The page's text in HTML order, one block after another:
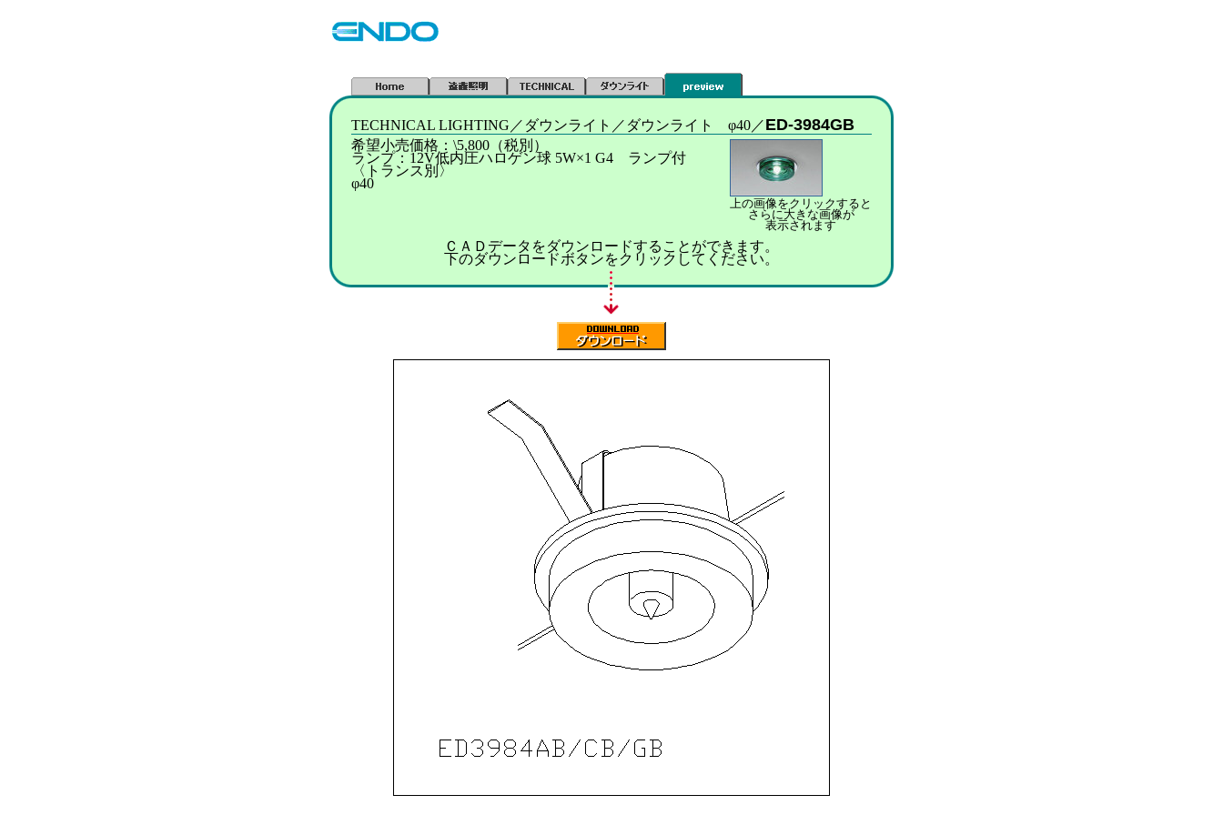
TECHNICAL LIGHTING／ダウンライト／ダウンライト φ40／ED-3984GB
希望小売価格：\5,800（税別）
ランプ：12V低内圧ハロゲン球 5W×1 G4 ランプ付
〈トランス別〉
φ40
上の画像をクリックすると
さらに大きな画像が
表示されます
ＣＡＤデータをダウンロードすることができます。
下のダウンロードボタンをクリックしてください。